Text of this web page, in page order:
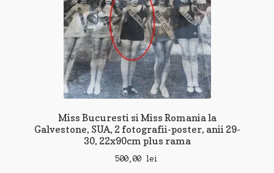
Miss Bucuresti si Miss Romania la
Galvestone, SUA, 2 fotografii-poster, anii 29-
30, 22x90cm plus rama
500,00 lei